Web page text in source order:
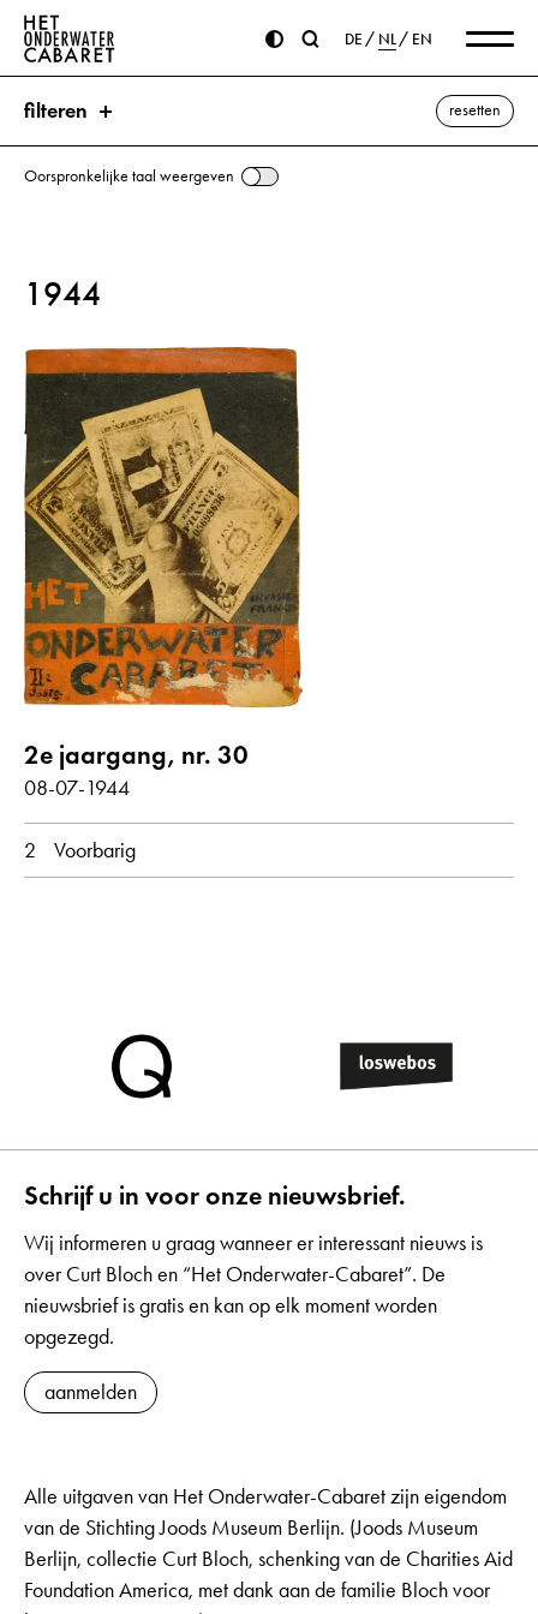
DE NL EN
filteren resetten
de Witt, Johan ⌫
de Ruiter, Paulus de Witt, Cornelis
alle weergeven
Gedichten met audiobijdrage
jaar
alle 1944
maand
Oorspronkelijke taal weergeven
1944
2e jaargang, nr. 30
08-07-1944
2 Voorbarig
Schrijf u in voor onze nieuwsbrief.
Wij informeren u graag wanneer er interessant nieuws is
over Curt Bloch en “Het Onderwater-Cabaret”. De
nieuwsbrief is gratis en kan op elk moment worden
opgezegd.
aanmelden
Alle uitgaven van Het Onderwater-Cabaret zijn eigendom
van de Stichting Joods Museum Berlijn. (Joods Museum
Berlijn, collectie Curt Bloch, schenking van de Charities Aid
Foundation America, met dank aan de familie Bloch voor